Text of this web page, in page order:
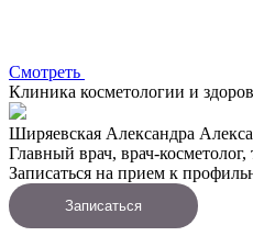
Смотреть
Клиника косметологии и
Ширяевская Александра
Главный врач, врач-косметолог,
Записаться на прием к
Записаться